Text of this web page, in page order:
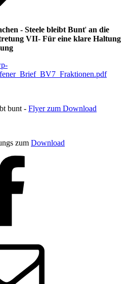
- Steele bleibt Bunt' an die
VII- Für eine klare Haltung
bunt - Flyer zum Download
zum Download